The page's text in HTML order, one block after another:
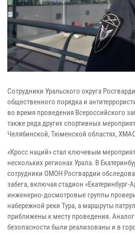
Сотрудники Уральского округа
общественного порядка и
во время проведения Всероссийского
также ряда других спортивных
Челябинской, Тюменской областях,
«Кросс наций» стал ключевым
нескольких регионах Урала. В
сотрудники ОМОН Росгвардии
забега, включая стадион
инженерно-досмотровые группы
набережной реки Тура, а маршруты
приближены к месту проведения.
безопасности были реализованы и в